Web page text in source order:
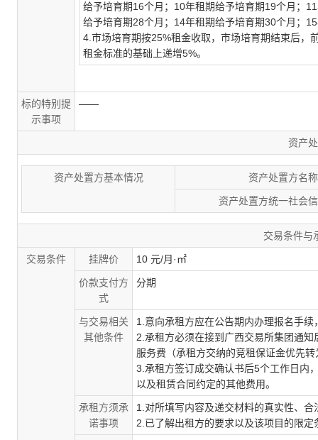
给予培育期16个月；10年租期给予培育期19个月；
给予培育期28个月；14年租期给予培育期30个月；
4.市场培育期按25%租金收取，市场培育期结束后，
租金标准的基础上递增5%。
标的特别提
示事项
——
资产
资产处置方基本情况 资产处置方名称
资产处置方统一社会
交易条件与
交易条件 挂牌价 10 元/月·㎡
价款支付方
式
分期
与交易相关
其他条件
1.意向承租方应在公告期内办理报名手
2.承租方必须在接到广西交易所集团通知
服务费（承租方交纳的竞租保证金优先
3.承租方签订成交确认书后5个工作日内
以及租赁合同约定的其他费用。
承租方须承
诺事项
1.对所填写内容及递交材料的真实性、
2.已了解出租方的要求以及该项目的限